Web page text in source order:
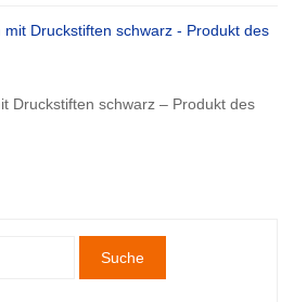
Druckstiften schwarz – Produkt des
Suche